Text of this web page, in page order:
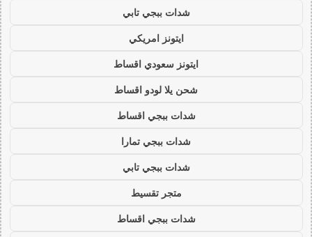
شدات ببجي تابي
ايتونز امريكي
ايتونز سعودي اقساط
شحن يلا لودو اقساط
شدات ببجي اقساط
شدات ببجي تمارا
شدات ببجي تابي
متجر تقسيط
شدات ببجي اقساط